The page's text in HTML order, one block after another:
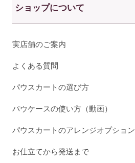
ショップについて
実店舗のご案内
よくある質問
パウスカートの選び方
パウケースの使い方（動画）
パウスカートのアレンジオプション
お仕立てから発送まで